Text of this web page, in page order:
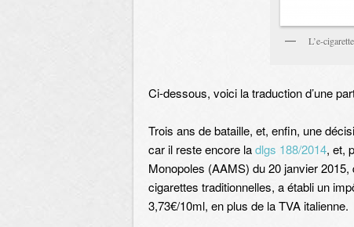
L’e-
Ci-dessous, voici la traduction d’une
Trois ans de bataille, et, enfin, une
car il reste encore ladlgs 188/2014, et,
Monopoles (AAMS) du 20 janvier
cigarettes traditionnelles, a établi un
3,73€/10ml, en plus de la TVA italienne.